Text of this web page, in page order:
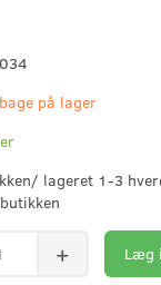
på lager
lageret 1-3
Læg